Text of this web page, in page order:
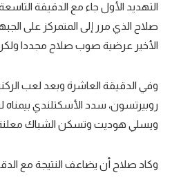
التهديد الأول جاء مع الدقيقة
صلاح الذي مرر إلى المتمركز على
الأخير عرضية صوب صلاح مجددا ولكن
وفي الدقيقة العاشرة وبعد لعب
روبيرتسون، سدد الأسكتلندي بيمناه
ويسلي هوديت وتسكن الشباك